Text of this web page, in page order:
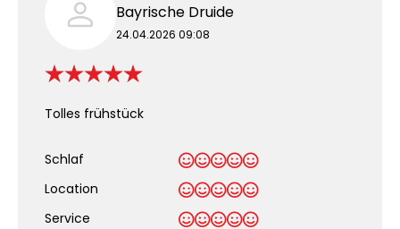
Bayrische Druide
24.04.2026 09:08
Tolles frühstück
Schlaf
Location
Service